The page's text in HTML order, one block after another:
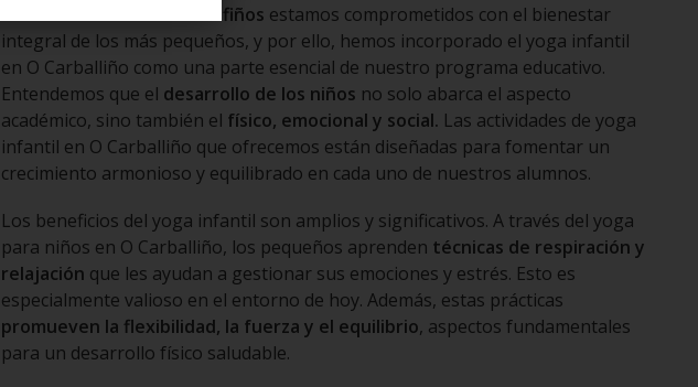
Escuela Infantil Os Pitufiños estamos comprometidos con el bienestar
integral de los más pequeños, y por ello, hemos incorporado el yoga infantil
en O Carballiño como una parte esencial de nuestro programa educativo.
Entendemos que el desarrollo de los niños no solo abarca el aspecto
académico, sino también el físico, emocional y social. Las actividades de yoga
infantil en O Carballiño que ofrecemos están diseñadas para fomentar un
crecimiento armonioso y equilibrado en cada uno de nuestros alumnos.
Los beneficios del yoga infantil son amplios y significativos. A través del yoga
para niños en O Carballiño, los pequeños aprenden técnicas de respiración y
relajación que les ayudan a gestionar sus emociones y estrés. Esto es
especialmente valioso en el entorno de hoy. Además, estas prácticas
promueven la flexibilidad, la fuerza y el equilibrio, aspectos fundamentales
para un desarrollo físico saludable.